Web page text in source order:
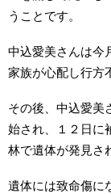
うことです。
中込愛美さんは今
家族が心配し行方
その後、中込愛美
始され、１２日に
林で遺体が発見さ
遺体には致命傷に